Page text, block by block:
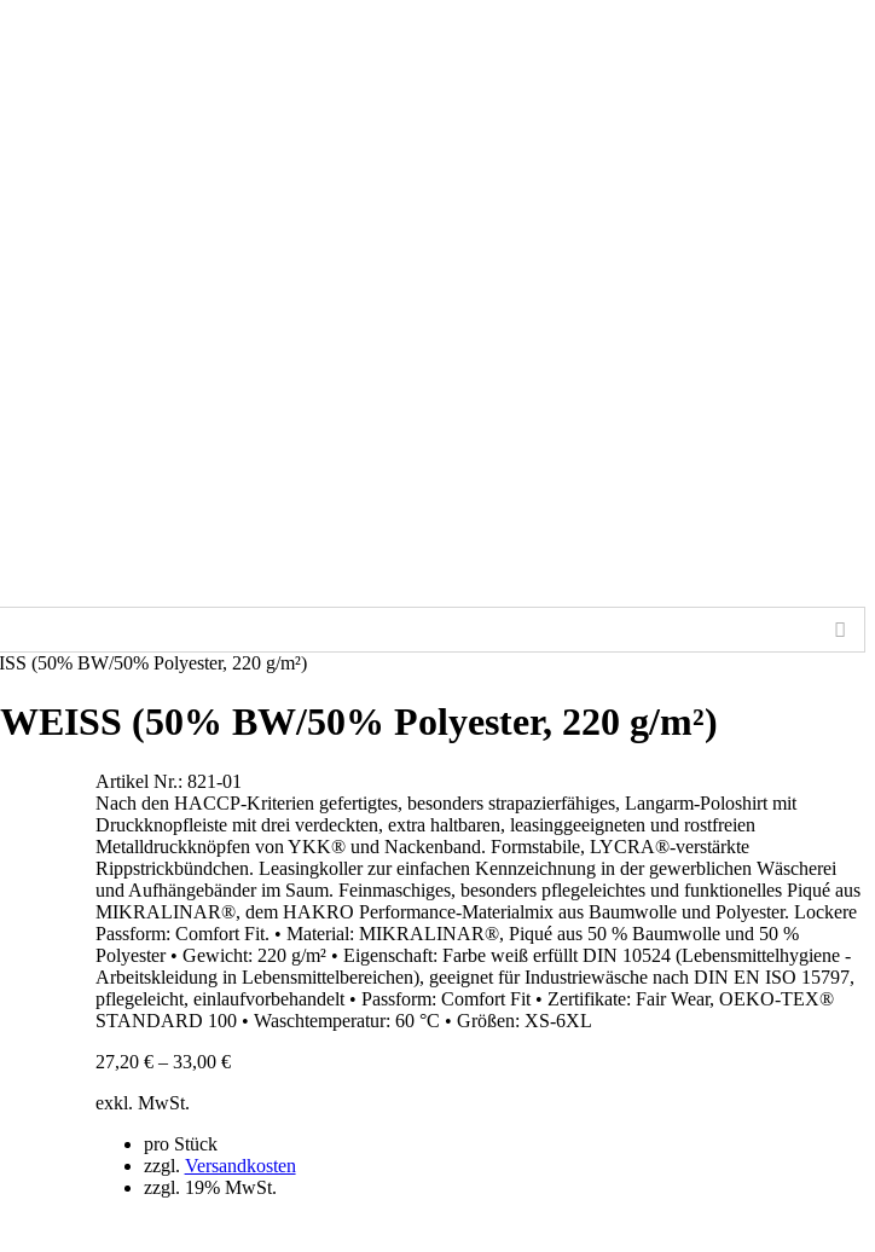
(50% BW/50% Polyester, 220 g/m²)
(50% BW/50% Polyester, 220 g/m²)
Artikel Nr.: 821-01
Nach den HACCP-Kriterien gefertigtes, besonders strapazierfähiges, Langarm-Poloshirt mit
Druckknopfleiste mit drei verdeckten, extra haltbaren, leasinggeeigneten und rostfreien
Metalldruckknöpfen von YKK® und Nackenband. Formstabile, LYCRA®-verstärkte
Rippstrickbündchen. Leasingkoller zur einfachen Kennzeichnung in der gewerblichen Wäscherei
und Aufhängebänder im Saum. Feinmaschiges, besonders pflegeleichtes und funktionelles Piqué aus
MIKRALINAR®, dem HAKRO Performance-Materialmix aus Baumwolle und Polyester. Lockere
Passform: Comfort Fit. • Material: MIKRALINAR®, Piqué aus 50 % Baumwolle und 50 %
Polyester • Gewicht: 220 g/m² • Eigenschaft: Farbe weiß erfüllt DIN 10524 (Lebensmittelhygiene -
Arbeitskleidung in Lebensmittelbereichen), geeignet für Industriewäsche nach DIN EN ISO 15797,
pflegeleicht, einlaufvorbehandelt • Passform: Comfort Fit • Zertifikate: Fair Wear, OEKO-TEX®
STANDARD 100 • Waschtemperatur: 60 °C • Größen: XS-6XL
27,20 €– 33,00 €
exkl. MwSt.
pro Stück
zzgl. Versandkosten
zzgl. 19% MwSt.